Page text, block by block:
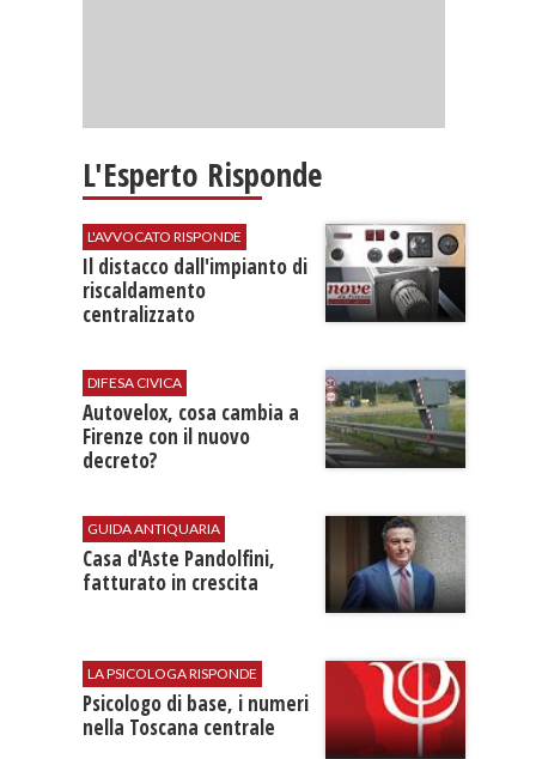
L'Esperto Risponde
L'AVVOCATO RISPONDE
Il distacco dall'impianto di
riscaldamento
centralizzato
DIFESA CIVICA
Autovelox, cosa cambia a
Firenze con il nuovo
decreto?
GUIDA ANTIQUARIA
Casa d'Aste Pandolfini,
fatturato in crescita
LA PSICOLOGA RISPONDE
Psicologo di base, i numeri
nella Toscana centrale